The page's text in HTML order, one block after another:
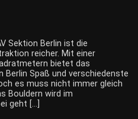
Sektion Berlin ist die
reicher. Mit einer
bietet das
Berlin Spaß und verschiedenste
es muss nicht immer gleich
Bouldern wird im
geht […]